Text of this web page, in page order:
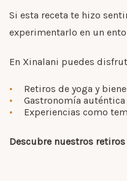
Si esta receta te hizo
experimentarlo en un
En Xinalani puedes
Retiros de yoga y
Gastronomía auténtica
Experiencias como
Descubre nuestros